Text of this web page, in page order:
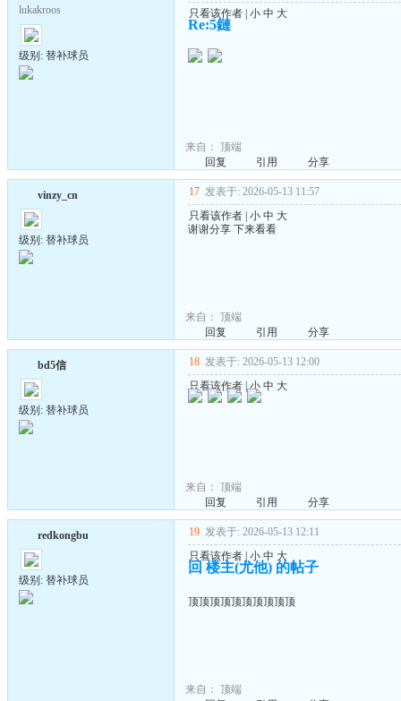
lukakroos
级别: 替补球员
只看该作者 小 中 大
Re:5鏈
来自： 顶端
回复
引用 分享
vinzy_cn
级别: 替补球员
17 发表于: 2026-05-13 11:57
只看该作者 小 中 大
谢谢分享 下来看看
来自： 顶端
回复
引用 分享
bd5信
级别: 替补球员
18 发表于: 2026-05-13 12:00
只看该作者 |小 中 大
来自： 顶端
回复
引用 分享
redkongbu
级别: 替补球员
19 发表于: 2026-05-13 12:11
只看该作者 小 中 大
回 楼主(尤他) 的帖子
顶顶顶顶顶顶顶顶顶顶
来自： 顶端